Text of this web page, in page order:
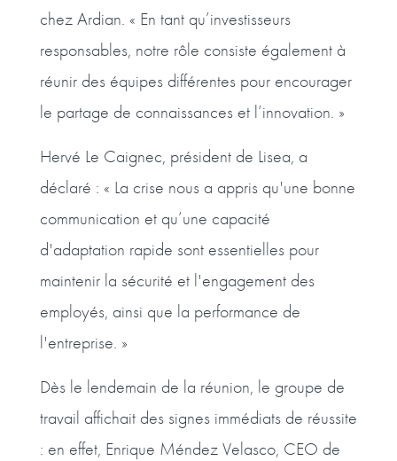
chez Ardian. « En tant qu’investisseurs
responsables, notre rôle consiste également à
réunir des équipes différentes pour encourager
le partage de connaissances et l’innovation. »
Hervé Le Caignec, président de Lisea, a
déclaré : « La crise nous a appris qu'une bonne
communication et qu’une capacité
d'adaptation rapide sont essentielles pour
maintenir la sécurité et l'engagement des
employés, ainsi que la performance de
l'entreprise. »
Dès le lendemain de la réunion, le groupe de
travail affichait des signes immédiats de réussite
: en effet, Enrique Méndez Velasco, CEO de